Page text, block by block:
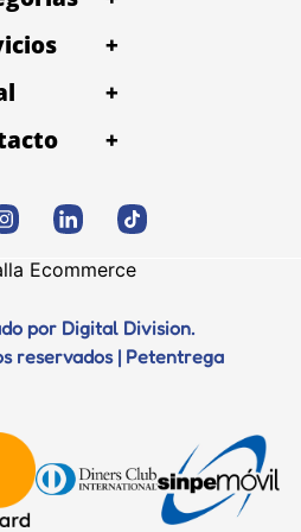
principios activos sobre la
piel
+
+
+
por Digital Division.
reservados | Petentrega